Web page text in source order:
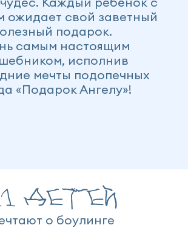
ожидает свой заветный
подарок.
самым настоящим
исполнив
мечты подопечных
«Подарок Ангелу»!
детей
о боулинге